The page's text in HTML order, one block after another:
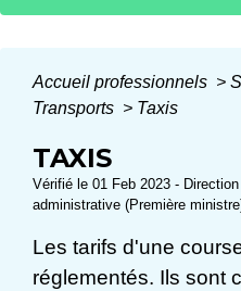
Accueil professionnels >
Transports > Taxis
TAXIS
Vérifié le 01 Feb 2023 -
administrative (Première
Les tarifs d'une
réglementés. Ils sont